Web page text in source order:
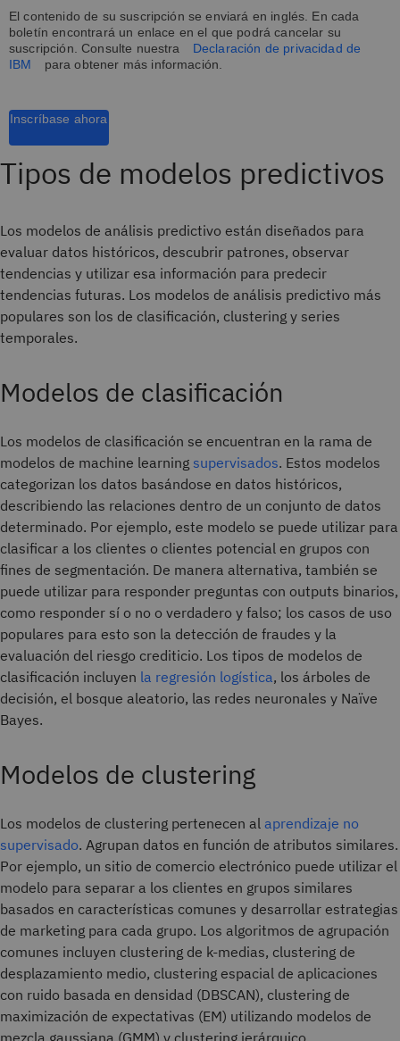
El contenido de su suscripción se enviará en inglés. En cada
boletín encontrará un enlace en el que podrá cancelar su
suscripción. Consulte nuestra
Declaración de privacidad de
IBM
para obtener más información.
Inscríbase ahora
Tipos de modelos predictivos
Los modelos de análisis predictivo están diseñados para
evaluar datos históricos, descubrir patrones, observar
tendencias y utilizar esa información para predecir
tendencias futuras. Los modelos de análisis predictivo más
populares son los de clasificación, clustering y series
temporales.
Modelos de clasificación
Los modelos de clasificación se encuentran en la rama de
modelos de machine learning supervisados. Estos modelos
categorizan los datos basándose en datos históricos,
describiendo las relaciones dentro de un conjunto de datos
determinado. Por ejemplo, este modelo se puede utilizar para
clasificar a los clientes o clientes potencial en grupos con
fines de segmentación. De manera alternativa, también se
puede utilizar para responder preguntas con outputs binarios,
como responder sí o no o verdadero y falso; los casos de uso
populares para esto son la detección de fraudes y la
evaluación del riesgo crediticio. Los tipos de modelos de
clasificación incluyen la regresión logística, los árboles de
decisión, el bosque aleatorio, las redes neuronales y Naïve
Bayes.
Modelos de clustering
Los modelos de clustering pertenecen al aprendizaje no
supervisado. Agrupan datos en función de atributos similares.
Por ejemplo, un sitio de comercio electrónico puede utilizar el
modelo para separar a los clientes en grupos similares
basados en características comunes y desarrollar estrategias
de marketing para cada grupo. Los algoritmos de agrupación
comunes incluyen clustering de k-medias, clustering de
desplazamiento medio, clustering espacial de aplicaciones
con ruido basada en densidad (DBSCAN), clustering de
maximización de expectativas (EM) utilizando modelos de
mezcla gaussiana (GMM) y clustering jerárquico.